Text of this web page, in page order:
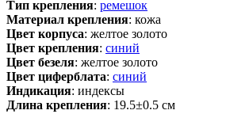
Тип крепления: ремешок
Материал крепления: кожа
Цвет корпуса: желтое золото
Цвет крепления: синий
Цвет безеля: желтое золото
Цвет циферблата: синий
Индикация: индексы
Длина крепления: 19.5±0.5 см